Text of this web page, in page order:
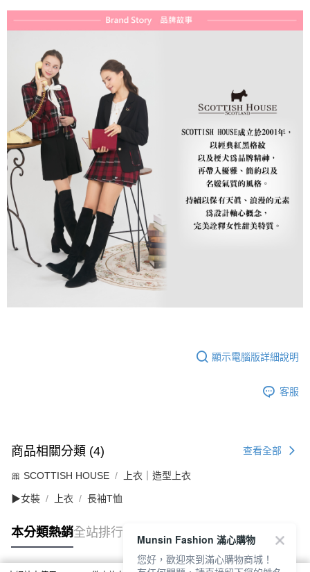
顯示電腦版詳細說明
客服
商品相關分類 (4) 查看全部
🎀 SCOTTISH HOUSE 上衣｜造型上衣
▶女裝 上衣 長袖T恤
本分類熱銷全站排行
Munsin Fashion 滿心購物
您好，歡迎來到滿心購物商城！